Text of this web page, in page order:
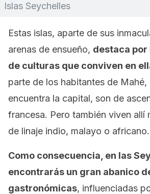
Islas Seychelles
Estas islas, aparte de sus
arenas de ensueño, destaca
de culturas que conviven en
parte de los habitantes de Mahé,
encuentra la capital, son de
francesa. Pero también viven allí
de linaje indio, malayo o africano.
Como consecuencia, en las
encontrarás un gran abanico
gastronómicas, influenciadas